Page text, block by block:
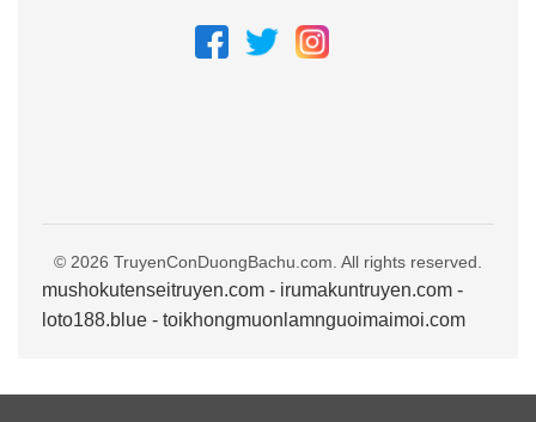
© 2026 TruyenConDuongBachu.com. All rights reserved.
mushokutenseitruyen.com - irumakuntruyen.com -
loto188.blue - toikhongmuonlamnguoimaimoi.com